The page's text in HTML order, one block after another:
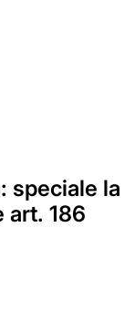
speciale la
art. 186